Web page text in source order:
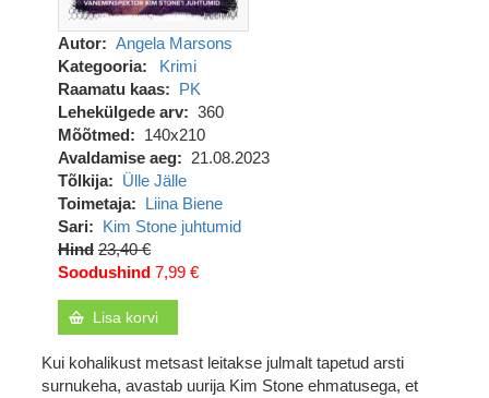
Autor
Angela Marsons
Kategooria
Krimi
Raamatu kaas
PK
Lehekülgede arv
360
Mõõtmed
140x210
Avaldamise aeg
21.08.2023
Tõlkija
Ülle Jälle
Toimetaja
Liina Biene
Sari
Kim Stone juhtumid
Hind 23,40 €
Soodushind 7,99 €
Lisa korvi
Kui kohalikust metsast leitakse julmalt tapetud arsti
surnukeha, avastab uurija Kim Stone ehmatusega, et